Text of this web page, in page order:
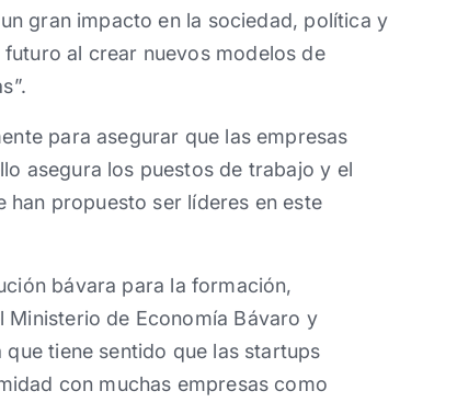
gran impacto en la sociedad, política y
al crear nuevos modelos de
para asegurar que las empresas
asegura los puestos de trabajo y el
han propuesto ser líderes en este
bávara para la formación,
de Economía Bávaro y
tiene sentido que las startups
con muchas empresas como